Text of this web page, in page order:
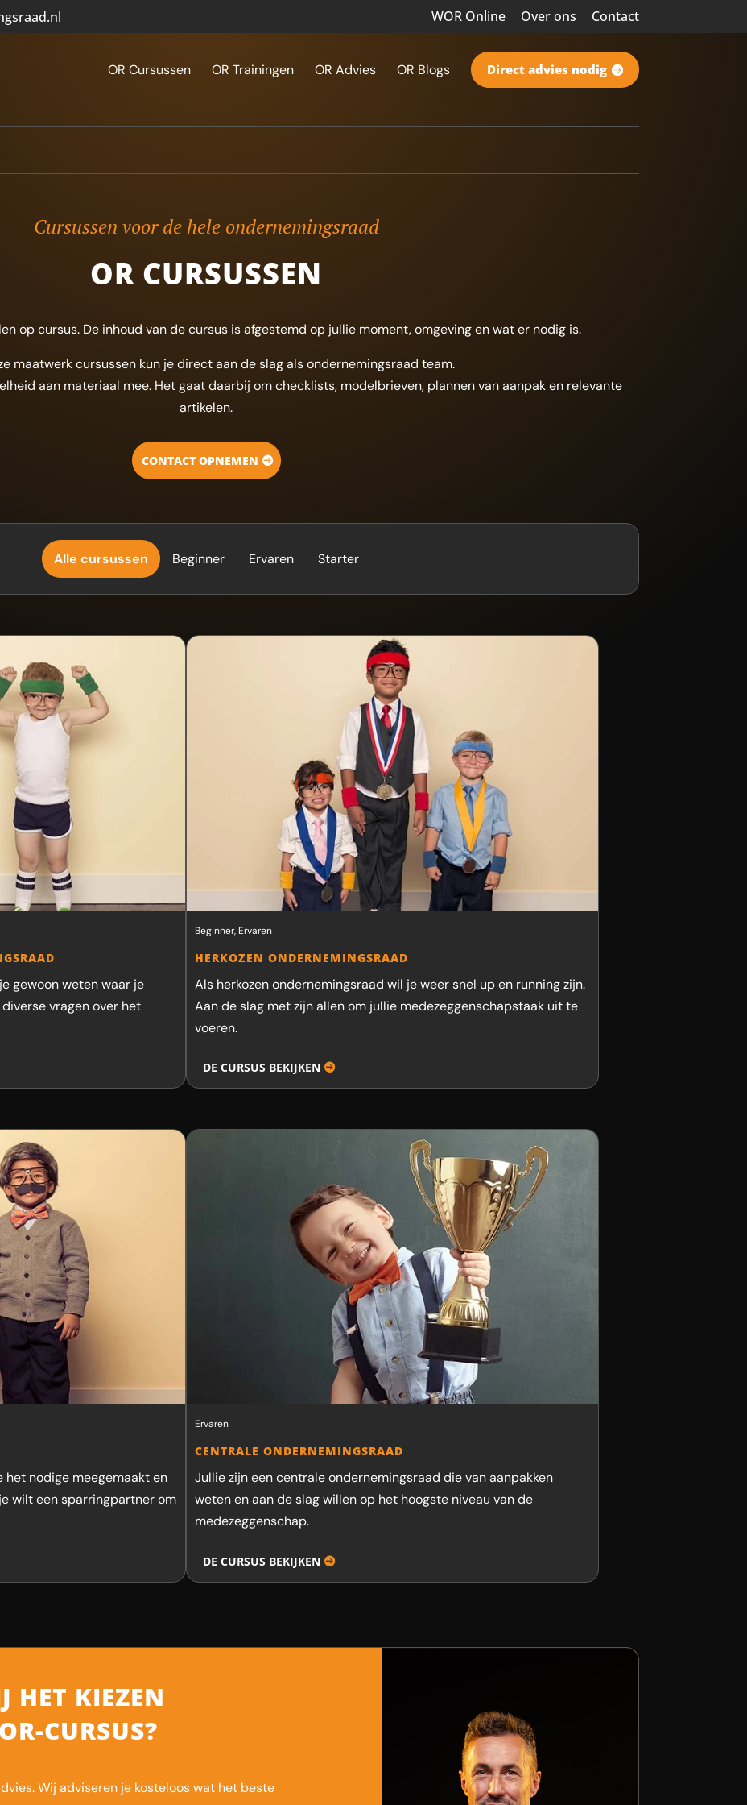
WOR Online Over ons Contact
OR Cursussen OR Trainingen OR Advies OR Blogs Direct advies nodig
Cursussen voor de hele ondernemingsraad
OR CURSUSSEN
op cursus. De inhoud van de cursus is afgestemd op jullie moment, omgeving en wat er nodig is.
maatwerk cursussen kun je direct aan de slag als ondernemingsraad team.
aan materiaal mee. Het gaat daarbij om checklists, modelbrieven, plannen van aanpak en relevante
artikelen.
CONTACT OPNEMEN
Alle cursussen Beginner Ervaren Starter
gewoon weten waar je
vragen over het
Beginner, Ervaren
HERKOZEN ONDERNEMINGSRAAD
Als herkozen ondernemingsraad wil je weer snel up en running zijn.
Aan de slag met zijn allen om jullie medezeggenschapstaak uit te
voeren.
DE CURSUS BEKIJKEN
het nodige meegemaakt en
wilt een sparringpartner om
Ervaren
CENTRALE ONDERNEMINGSRAAD
Jullie zijn een centrale ondernemingsraad die van aanpakken
weten en aan de slag willen op het hoogste niveau van de
medezeggenschap.
DE CURSUS BEKIJKEN
HET KIEZEN
CURSUS?
Wij adviseren je kosteloos wat het beste